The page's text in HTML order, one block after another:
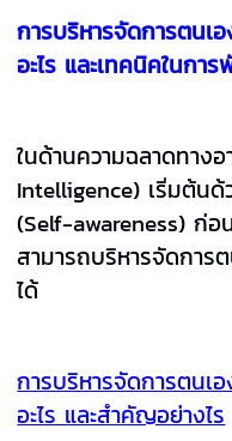
การบริหารจัดการตนเ
อะไร และเทคนิคในกา
ในด้านความฉลาดทาง
Intelligence) เริ่มต้นด้
(Self-awareness) ก่อ
สามารถบริหารจัดการ
ได้
การบริหารจัดการตนเ
อะไร และสำคัญอย่างไร